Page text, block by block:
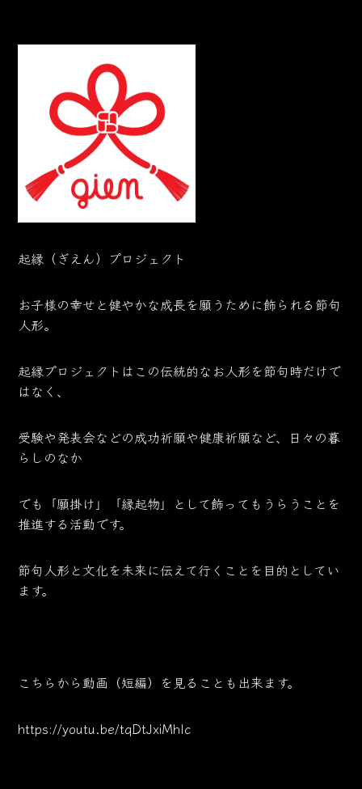
起縁（ぎえん）プロジェクト
お子様の幸せと健やかな成長を願うために飾られる節句
人形。
起縁プロジェクトはこの伝統的なお人形を節句時だけで
はなく、
受験や発表会などの成功祈願や健康祈願など、日々の暮
らしのなか
でも「願掛け」「縁起物」として飾ってもうらうことを
推進する活動です。
節句人形と文化を未来に伝えて行くことを目的としてい
ます。
こちらから動画（短編）を見ることも出来ます。
https://youtu.be/tqDtJxiMhlc